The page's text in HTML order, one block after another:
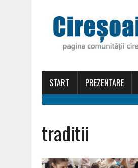
START PREZENTARE
traditii